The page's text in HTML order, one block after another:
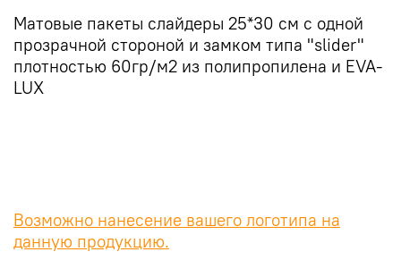
Матовые пакеты слайдеры 25*30 см с одной
прозрачной стороной и замком типа "slider"
плотностью 60гр/м2 из полипропилена и EVA-
LUX
Возможно нанесение вашего логотипа на
данную продукцию.